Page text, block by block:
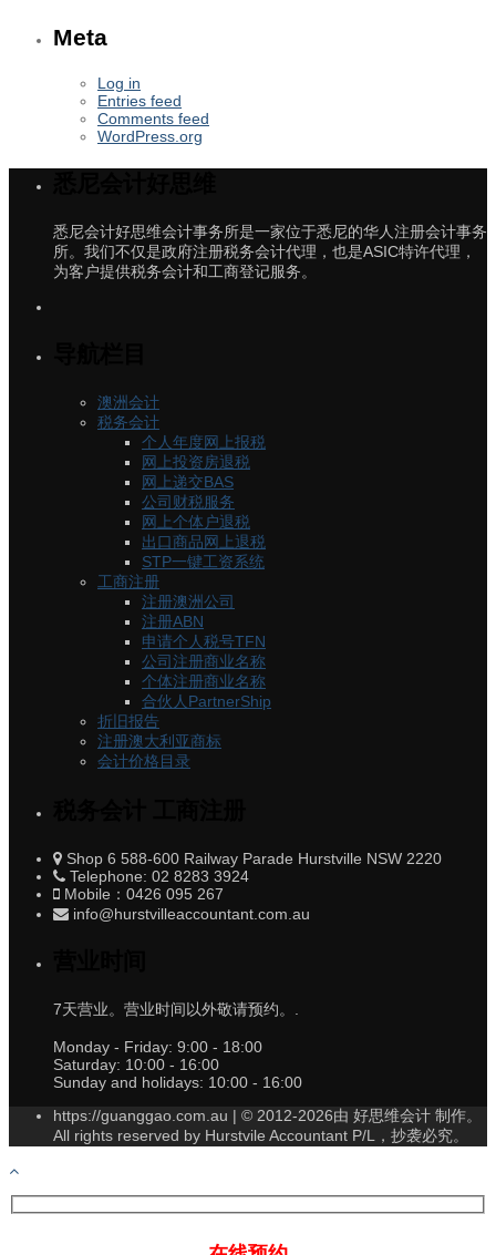
Meta
Log in
Entries feed
Comments feed
WordPress.org
悉尼会计好思维会计事务所是一家位于悉尼的华人注册会计事务
所。我们不仅是政府注册税务会计代理，也是ASIC特许代理，
为客户提供税务会计和工商登记服务。
澳洲会计
税务会计
个人年度网上报税
网上投资房退税
网上递交BAS
公司财税服务
网上个体户退税
出口商品网上退税
STP一键工资系统
工商注册
注册澳洲公司
注册ABN
申请个人税号TFN
公司注册商业名称
个体注册商业名称
合伙人PartnerShip
折旧报告
注册澳大利亚商标
会计价格目录
Shop 6 588-600 Railway Parade Hurstville NSW 2220
Telephone: 02 8283 3924
Mobile：0426 095 267
info@hurstvilleaccountant.com.au
7天营业。营业时间以外敬请预约。.
Monday - Friday: 9:00 - 18:00
Saturday: 10:00 - 16:00
Sunday and holidays: 10:00 - 16:00
https://guanggao.com.au | © 2012-2026由 好思维会计 制作。
All rights reserved by Hurstvile Accountant P/L，抄袭必究。